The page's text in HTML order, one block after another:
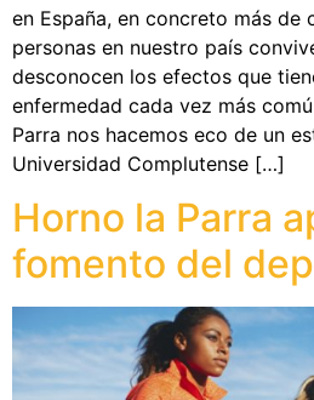
en España, en concreto más de
personas en nuestro país
desconocen los efectos que
enfermedad cada vez más
Parra nos hacemos eco de un
Universidad Complutense […]
Horno la Parra
fomento del